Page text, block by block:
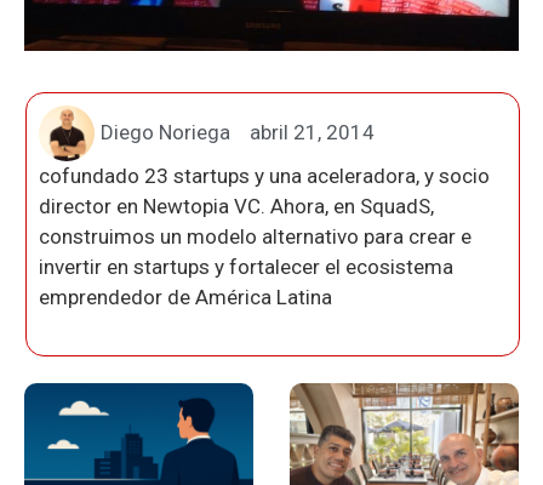
Diego Noriega
abril 21, 2014
cofundado 23 startups y una aceleradora, y socio
director en Newtopia VC. Ahora, en SquadS,
construimos un modelo alternativo para crear e
invertir en startups y fortalecer el ecosistema
emprendedor de América Latina